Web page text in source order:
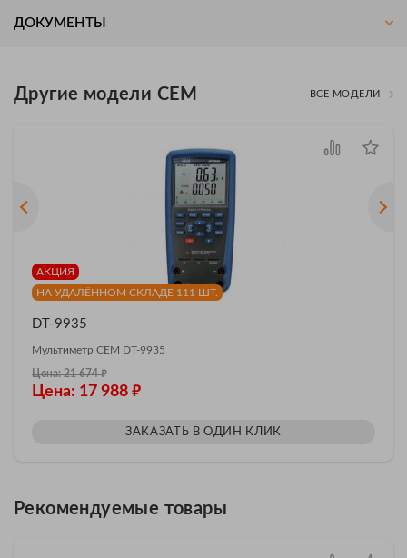
ДОКУМЕНТЫ
Другие модели CEM ВСЕ МОДЕЛИ
АКЦИЯ
НА УДАЛЁННОМ СКЛАДЕ 111 ШТ.
DT-9935
Мультиметр CEM DT-9935
Цена: 21 674₽
Цена: 17 988 ₽
ЗАКАЗАТЬ В ОДИН КЛИК
Рекомендуемые товары